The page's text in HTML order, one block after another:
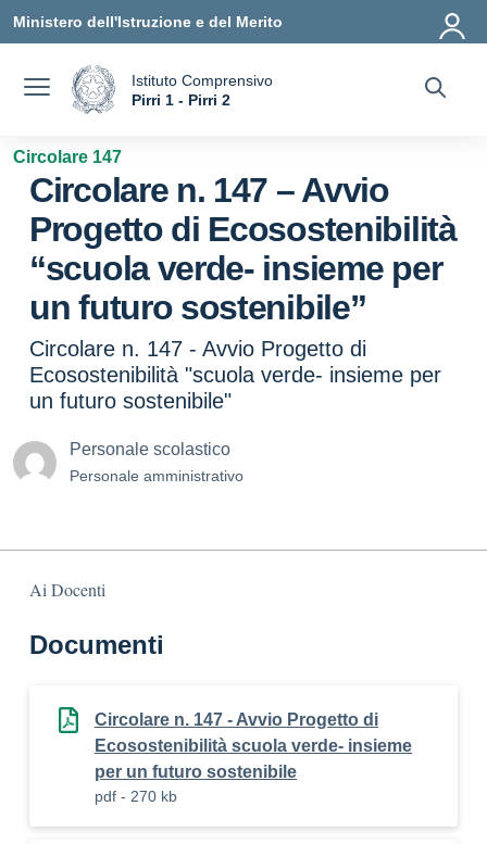
Ministero dell'Istruzione e del Merito
Istituto Comprensivo
Pirri 1 - Pirri 2
Circolare 147
Circolare n. 147 – Avvio
Progetto di Ecosostenibilità
“scuola verde- insieme per
un futuro sostenibile”
Circolare n. 147 - Avvio Progetto di
Ecosostenibilità "scuola verde- insieme per
un futuro sostenibile"
Personale scolastico
Personale amministrativo
Ai Docenti
Documenti
Circolare n. 147 - Avvio Progetto di
Ecosostenibilità scuola verde- insieme
per un futuro sostenibile
pdf - 270 kb